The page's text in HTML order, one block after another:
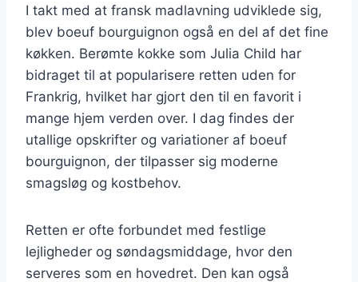
I takt med at fransk madlavning udviklede sig,
blev boeuf bourguignon også en del af det fine
køkken. Berømte kokke som Julia Child har
bidraget til at popularisere retten uden for
Frankrig, hvilket har gjort den til en favorit i
mange hjem verden over. I dag findes der
utallige opskrifter og variationer af boeuf
bourguignon, der tilpasser sig moderne
smagsløg og kostbehov.
Retten er ofte forbundet med festlige
lejligheder og søndagsmiddage, hvor den
serveres som en hovedret. Den kan også